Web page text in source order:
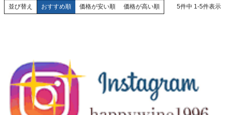
並び替え おすすめ順 価格が安い順 価格が高い順 5件中 1-5件表示